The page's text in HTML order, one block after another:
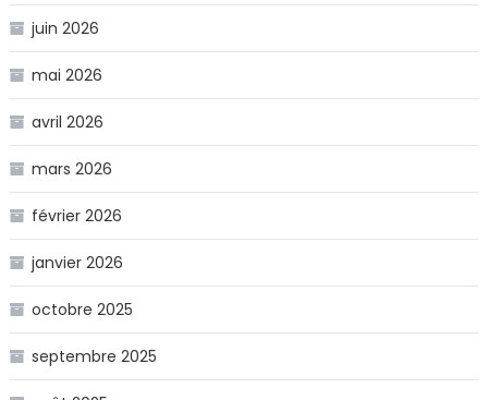
juin 2026
mai 2026
avril 2026
mars 2026
février 2026
janvier 2026
octobre 2025
septembre 2025